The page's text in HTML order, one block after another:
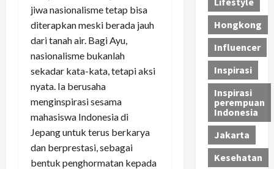
jiwa nasionalisme tetap bisa
diterapkan meski berada jauh
dari tanah air. Bagi Ayu,
nasionalisme bukanlah
sekadar kata-kata, tetapi aksi
nyata. Ia berusaha
menginspirasi sesama
mahasiswa Indonesia di
Jepang untuk terus berkarya
dan berprestasi, sebagai
bentuk penghormatan kepada
Hongkong
Influencer
Inspirasi
Inspirasi
perempuan
Indonesia
Jakarta
Kesehatan